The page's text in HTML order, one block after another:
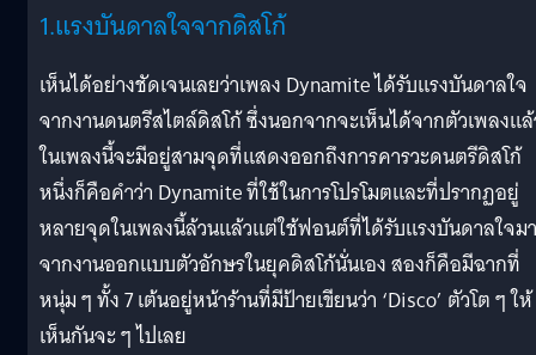
1.แรงบันดาลใจจากดิสโก้
เห็นได้อย่างชัดเจนเลยว่าเพลง Dynamite ได้รับแรงบันดาลใจ
จากงานดนตรีสไตล์ดิสโก้ ซึ่งนอกจากจะเห็นได้จากตัวเพลงแ
ในเพลงนี้จะมีอยู่สามจุดที่แสดงออกถึงการคารวะดนตรีดิสโก้
หนึ่งก็คือคำว่า Dynamite ที่ใช้ในการโปรโมตและที่ปรากฏอยู่
หลายจุดในเพลงนี้ล้วนแล้วแต่ใช้ฟอนต์ที่ได้รับแรงบันดาลใจมา
จากงานออกแบบตัวอักษรในยุคดิสโก้นั่นเอง สองก็คือมีฉากที่
หนุ่ม ๆ ทั้ง 7 เต้นอยู่หน้าร้านที่มีป้ายเขียนว่า ‘Disco’ ตัวโต ๆ ให้
เห็นกันจะ ๆ ไปเลย